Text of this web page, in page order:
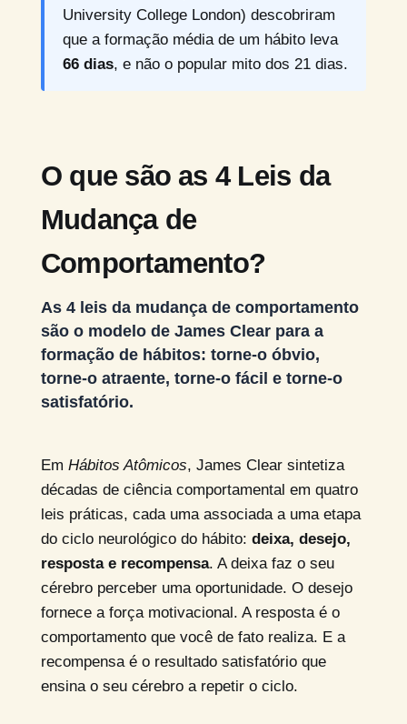
University College London) descobriram
que a formação média de um hábito leva
66 dias, e não o popular mito dos 21 dias.
O que são as 4 Leis da
Mudança de
Comportamento?
As 4 leis da mudança de comportamento
são o modelo de James Clear para a
formação de hábitos: torne-o óbvio,
torne-o atraente, torne-o fácil e torne-o
satisfatório.
Em Hábitos Atômicos, James Clear sintetiza
décadas de ciência comportamental em quatro
leis práticas, cada uma associada a uma etapa
do ciclo neurológico do hábito: deixa, desejo,
resposta e recompensa. A deixa faz o seu
cérebro perceber uma oportunidade. O desejo
fornece a força motivacional. A resposta é o
comportamento que você de fato realiza. E a
recompensa é o resultado satisfatório que
ensina o seu cérebro a repetir o ciclo.